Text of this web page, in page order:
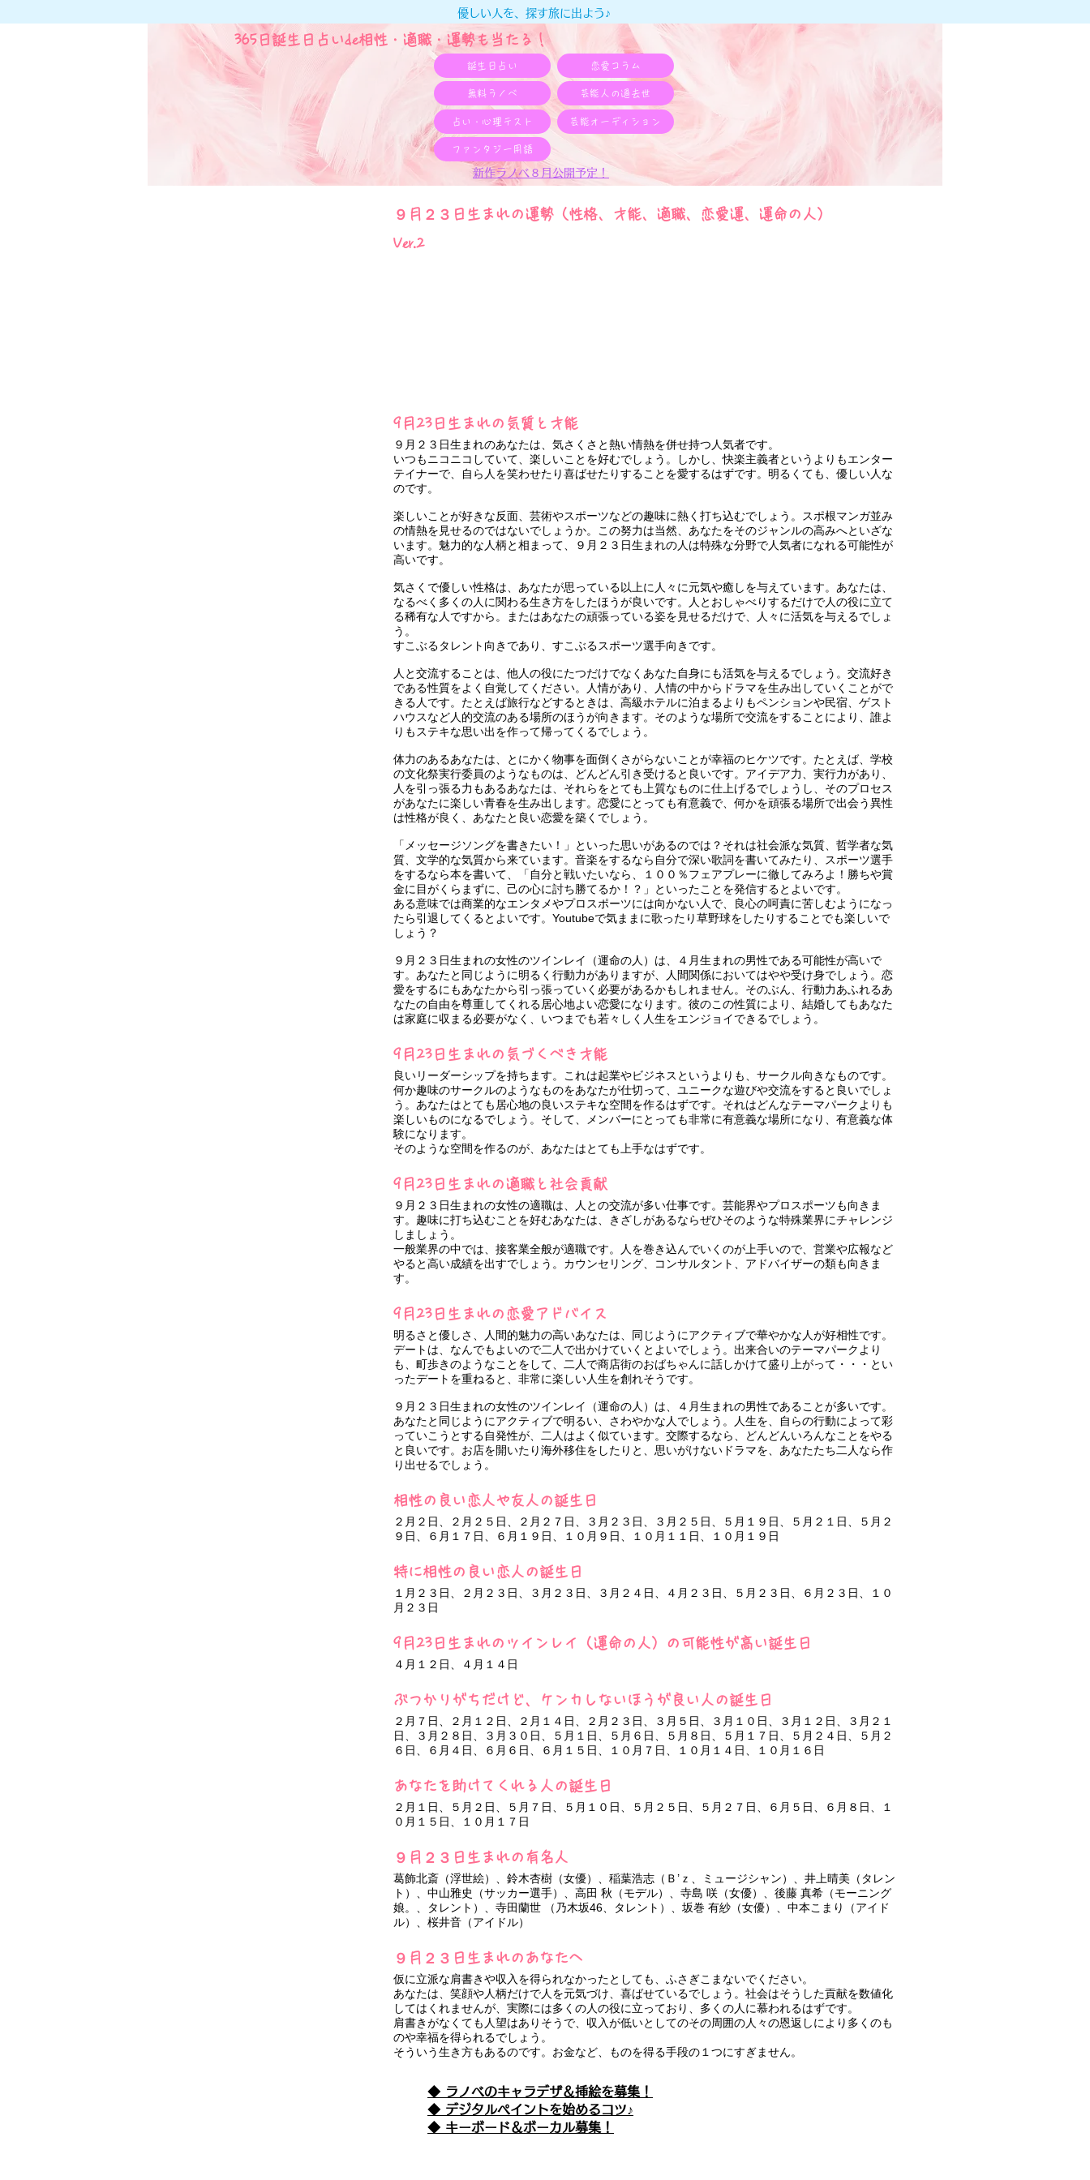
365日誕生日占いde相性・適職・​運勢も当たる！
優しい人を、探す旅に出よう♪
誕生日占い 恋愛コラム
無料ラノベ 芸能人の過去世
占い・心理テスト 芸能オーディション
ファンタジー用語
新作ラノベ８月公開予定！
９月２３日生まれの運勢（性格、才能、適職、恋愛運、運命の人）
Ver.2
9月23日生まれの気質と才能
９月２３日生まれのあなたは、気さくさと熱い情熱を併せ持つ人気者です。
いつもニコニコしていて、楽しいことを好むでしょう。しかし、快楽主義者というよりもエンター
テイナーで、自ら人を笑わせたり喜ばせたりすることを愛するはずです。明るくても、優しい人な
のです。
楽しいことが好きな反面、芸術やスポーツなどの趣味に熱く打ち込むでしょう。スポ根マンガ並み
の情熱を見せるのではないでしょうか。この努力は当然、あなたをそのジャンルの高みへといざな
います。魅力的な人柄と相まって、９月２３日生まれの人は特殊な分野で人気者になれる可能性が
高いです。
気さくで優しい性格は、あなたが思っている以上に人々に元気や癒しを与えています。あなたは、
なるべく多くの人に関わる生き方をしたほうが良いです。人とおしゃべりするだけで人の役に立て
る稀有な人ですから。またはあなたの頑張っている姿を見せるだけで、人々に活気を与えるでしょ
う。
すこぶるタレント向きであり、すこぶるスポーツ選手向きです。
人と交流することは、他人の役にたつだけでなくあなた自身にも活気を与えるでしょう。交流好き
である性質をよく自覚してください。人情があり、人情の中からドラマを生み出していくことがで
きる人です。たとえば旅行などするときは、高級ホテルに泊まるよりもペンションや民宿、ゲスト
ハウスなど人的交流のある場所のほうが向きます。そのような場所で交流をすることにより、誰よ
りもステキな思い出を作って帰ってくるでしょう。
体力のあるあなたは、とにかく物事を面倒くさがらないことが幸福のヒケツです。たとえば、学校
の文化祭実行委員のようなものは、どんどん引き受けると良いです。アイデア力、実行力があり、
人を引っ張る力もあるあなたは、それらをとても上質なものに仕上げるでしょうし、そのプロセス
があなたに楽しい青春を生み出します。恋愛にとっても有意義で、何かを頑張る場所で出会う異性
は性格が良く、あなたと良い恋愛を築くでしょう。
「メッセージソングを書きたい！」といった思いがあるのでは？それは社会派な気質、哲学者な気
質、文学的な気質から来ています。音楽をするなら自分で深い歌詞を書いてみたり、スポーツ選手
をするなら本を書いて、「自分と戦いたいなら、１００％フェアプレーに徹してみろよ！勝ちや賞
金に目がくらまずに、己の心に討ち勝てるか！？」といったことを発信するとよいです。
​ある意味では商業的なエンタメやプロスポーツには向かない人で、良心の呵責に苦しむようになっ
たら引退してくるとよいです。Youtubeで気ままに歌ったり草野球をしたりすることでも楽しいで
しょう？
９月２３日生まれの女性のツインレイ（運命の人）は、４月生まれの男性である可能性が高いで
す。あなたと同じように明るく行動力がありますが、人間関係においてはやや受け身でしょう。恋
愛をするにもあなたから引っ張っていく必要があるかもしれません。そのぶん、行動力あふれるあ
なたの自由を尊重してくれる居心地よい恋愛になります。彼のこの性質により、結婚してもあなた
は家庭に収まる必要がなく、いつまでも若々しく人生をエンジョイできるでしょう。
9月23日生まれの気づくべき才能
良いリーダーシップを持ちます。これは起業やビジネスというよりも、サークル向きなものです。
何か趣味のサークルのようなものをあなたが仕切って、ユニークな遊びや交流をすると良いでしょ
う。あなたはとても居心地の良いステキな空間を作るはずです。それはどんなテーマパークよりも
楽しいものになるでしょう。そして、メンバーにとっても非常に有意義な場所になり、有意義な体
験になります。
そのような空間を作るのが、あなたはとても上手なはずです。
9月23日生まれの適職と社会貢献
９月２３日生まれの女性の適職は、人との交流が多い仕事です。芸能界やプロスポーツも向きま
す。趣味に打ち込むことを好むあなたは、きざしがあるならぜひそのような特殊業界にチャレンジ
しましょう。
一般業界の中では、接客業全般が適職です。人を巻き込んでいくのが上手いので、営業や広報など
やると高い成績を出すでしょう。カウンセリング、コンサルタント、アドバイザーの類も向きま
す。
9月23日生まれの恋愛アドバイス
明るさと優しさ、人間的魅力の高いあなたは、同じようにアクティブで華やかな人が好相性です。
デートは、なんでもよいので二人で出かけていくとよいでしょう。出来合いのテーマパークより
も、町歩きのようなことをして、二人で商店街のおばちゃんに話しかけて盛り上がって・・・とい
ったデートを重ねると、非常に楽しい人生を創れそうです。
９月２３日生まれの女性のツインレイ（運命の人）は、４月生まれの男性であることが多いです。
あなたと同じようにアクティブで明るい、さわやかな人でしょう。人生を、自らの行動によって彩
っていこうとする自発性が、二人はよく似ています。交際するなら、どんどんいろんなことをやる
と良いです。お店を開いたり海外移住をしたりと、思いがけないドラマを、あなたたち二人なら作
り出せるでしょう。
相性の良い恋人や友人の誕生日
２月２日、２月２５日、２月２７日、３月２３日、３月２５日、５月１９日、５月２１日、５月２
９日、６月１７日、６月１９日、１０月９日、１０月１１日、１０月１９日
特に相性の良い恋人の誕生日
１月２３日、２月２３日、３月２３日、３月２４日、４月２３日、５月２３日、６月２３日、１０
月２３日
9月23日生まれのツインレイ（運命の人）の可能性が高い誕生日
４月１２日、４月１４日
ぶつかりがちだけど、ケンカしないほうが良い人の誕生日
２月７日、２月１２日、２月１４日、２月２３日、３月５日、３月１０日、３月１２日、３月２１
日、３月２８日、３月３０日、５月１日、５月６日、５月８日、５月１７日、５月２４日、５月２
６日、６月４日、６月６日、６月１５日、１０月７日、１０月１４日、１０月１６日
あなたを助けてくれる人の誕生日
２月１日、５月２日、５月７日、５月１０日、５月２５日、５月２７日、６月５日、６月８日、１
０月１５日、１０月１７日
９月２３日生まれの有名人
葛飾北斎（浮世絵）、鈴木杏樹（女優）、稲葉浩志（Ｂ’ｚ、ミュージシャン）、井上晴美（タレン
ト）、中山雅史（サッカー選手）、高田 秋（モデル）、寺島 咲（女優）、後藤 真希（モーニング
娘。、タレント）
​、寺田蘭世 （乃木坂46、タレント）、坂巻 有紗（女優）、中本こまり（アイド
ル）、桜井音（アイドル）
９月２３日生まれのあなたへ
仮に立派な肩書きや収入を得られなかったとしても、ふさぎこまないでください。
あなたは、笑顔や人柄だけで人を元気づけ、喜ばせているでしょう。社会はそうした貢献を数値化
してはくれませんが、実際には多くの人の役に立っており、多くの人に慕われるはずです。
肩書きがなくても人望はありそうで、収入が低いとしてのその周囲の人々の恩返しにより多くのも
のや幸福を得られるでしょう。
そういう生き方もあるのです。お金など、ものを得る手段の１つにすぎません。
◆ ラノベのキャラデザ＆挿絵を募集！
​◆ デジタルペイントを始めるコツ♪
◆ キーボード＆ボーカル募集！